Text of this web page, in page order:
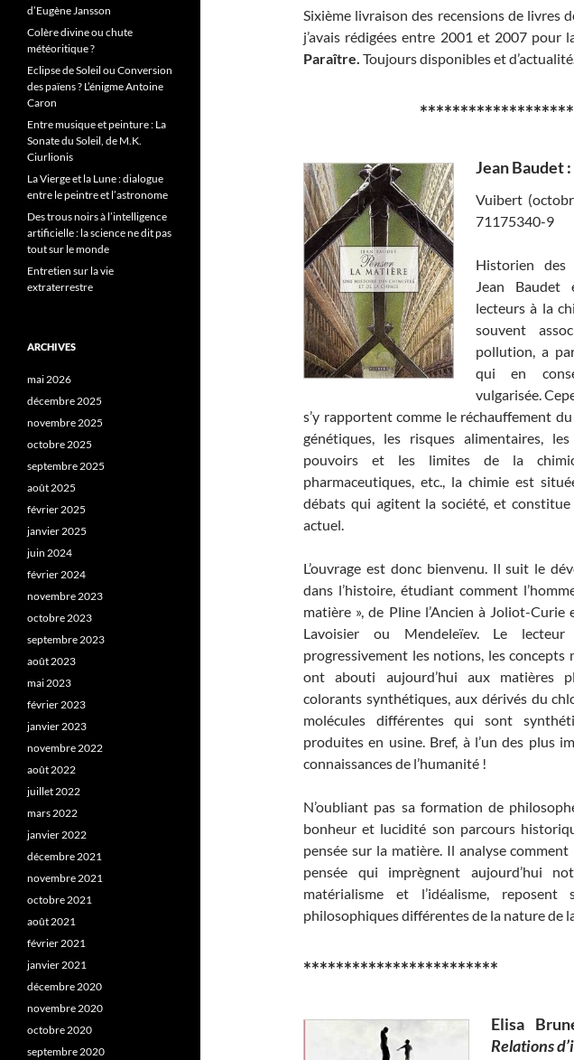
Sixième livraison des recensions de livres
j’avais rédigées entre 2001 et 2007 pour
Paraître. Toujours disponibles et d’actualité
Jean Baudet :
Vuibert
71175340-9
Historien des
Jean Baudet
lecteurs à la
souvent
pollution, a
qui en
vulgarisée.
s’y rapportent comme le réchauffement
génétiques, les risques alimentaires,
pouvoirs et les limites de la
pharmaceutiques, etc., la chimie est
débats qui agitent la société, et constitue
actuel.
L’ouvrage est donc bienvenu. Il suit le
dans l’histoire, étudiant comment
matière », de Pline l’Ancien à Joliot-Curie
Lavoisier ou Mendeleïev. Le
progressivement les notions, les concepts
ont abouti aujourd’hui aux matières
colorants synthétiques, aux dérivés du
molécules différentes qui sont
produites en usine. Bref, à l’un des plus
connaissances de l’humanité !
N’oubliant pas sa formation de
bonheur et lucidité son parcours
pensée sur la matière. Il analyse
pensée qui imprègnent aujourd’hui
matérialisme et l’idéalisme,
philosophiques différentes de la nature de
************************
Elisa
Relations
d’Eugène Jansson
Colère divine ou chute
météoritique ?
Eclipse de Soleil ou Conversion
des païens ? L’énigme Antoine
Caron
Entre musique et peinture : La
Sonate du Soleil, de M.K.
Ciurlionis
La Vierge et la Lune : dialogue
entre le peintre et l’astronome
Des trous noirs à l’intelligence
artificielle : la science ne dit pas
tout sur le monde
Entretien sur la vie
extraterrestre
ARCHIVES
mai 2026
décembre 2025
novembre 2025
octobre 2025
septembre 2025
août 2025
février 2025
janvier 2025
juin 2024
février 2024
novembre 2023
octobre 2023
septembre 2023
août 2023
mai 2023
février 2023
janvier 2023
novembre 2022
août 2022
juillet 2022
mars 2022
janvier 2022
décembre 2021
novembre 2021
octobre 2021
août 2021
février 2021
janvier 2021
décembre 2020
novembre 2020
octobre 2020
septembre 2020